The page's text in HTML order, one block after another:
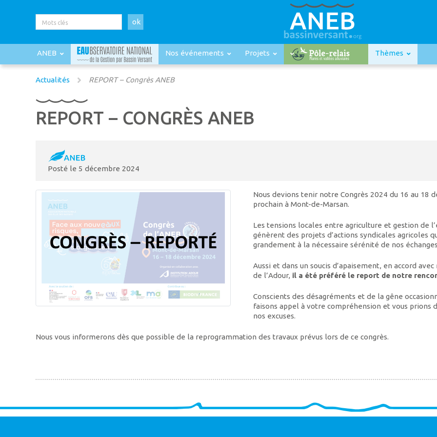
ok
ANEB Nos événements Projets Thèmes
Actualités REPORT – Congrès ANEB
REPORT – CONGRÈS ANEB
Posté le 5 décembre 2024
Nous devions tenir notre Congrès 2024 du 16 au 18
prochain à Mont-de-Marsan.
Les tensions locales entre agriculture et gestion de
génèrent des projets d’actions syndicales agricoles
grandement à la nécessaire sérénité de nos
Aussi et dans un soucis d’apaisement, en accord avec
de l’Adour, il a été préféré le report de notre
Conscients des désagréments et de la gêne
faisons appel à votre compréhension et vous prions
nos excuses.
Nous vous informerons dès que possible de la reprogrammation des travaux prévus lors de ce congrès.